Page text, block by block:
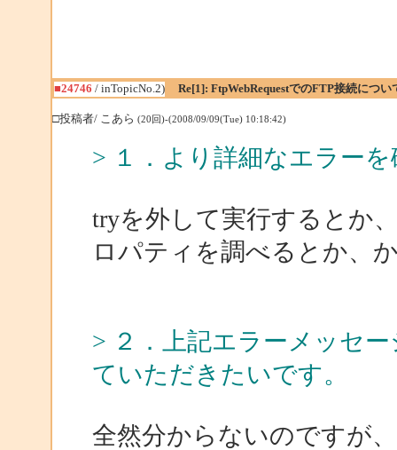
■24746 / inTopicNo.2) Re[1]: FtpWebRequestでのFTP接続につい
□投稿者/ こあら (20回)-(2008/09/09(Tue) 10:18:42)
> １．より詳細なエラー
tryを外して実行するとか、
ロパティを調べるとか、
> ２．上記エラーメッセ
ていただきたいです。
全然分からないのですが、